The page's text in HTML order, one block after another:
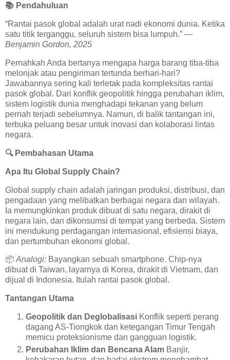
📚 Pendahuluan
“Rantai pasok global adalah urat nadi ekonomi dunia. Ketika
satu titik terganggu, seluruh sistem bisa lumpuh.” —
Benjamin Gordon, 2025
Pernahkah Anda bertanya mengapa harga barang tiba-tiba
melonjak atau pengiriman tertunda berhari-hari?
Jawabannya sering kali terletak pada kompleksitas rantai
pasok global. Dari konflik geopolitik hingga perubahan iklim,
sistem logistik dunia menghadapi tekanan yang belum
pernah terjadi sebelumnya. Namun, di balik tantangan ini,
terbuka peluang besar untuk inovasi dan kolaborasi lintas
negara.
🔍Pembahasan Utama
Apa Itu Global Supply Chain?
Global supply chain adalah jaringan produksi, distribusi, dan
pengadaan yang melibatkan berbagai negara dan wilayah.
Ia memungkinkan produk dibuat di satu negara, dirakit di
negara lain, dan dikonsumsi di tempat yang berbeda. Sistem
ini mendukung perdagangan internasional, efisiensi biaya,
dan pertumbuhan ekonomi global.
📦 Analogi: Bayangkan sebuah smartphone. Chip-nya
dibuat di Taiwan, layarnya di Korea, dirakit di Vietnam, dan
dijual di Indonesia. Itulah rantai pasok global.
Tantangan Utama
Geopolitik dan Deglobalisasi Konflik seperti perang
dagang AS-Tiongkok dan ketegangan Timur Tengah
memicu proteksionisme dan gangguan logistik.
Perubahan Iklim dan Bencana Alam Banjir,